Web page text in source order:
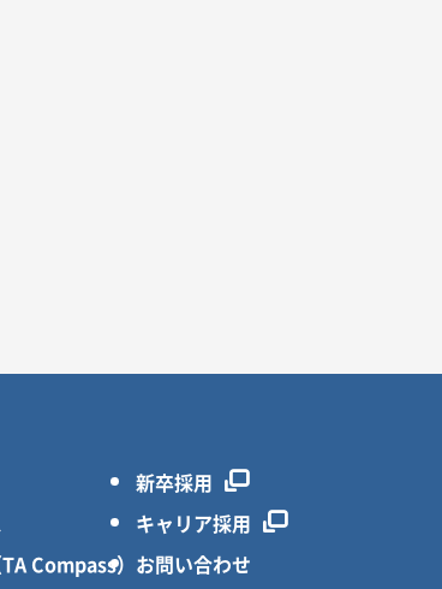
Compass）
新卒採用
キャリア採用
お問い合わせ